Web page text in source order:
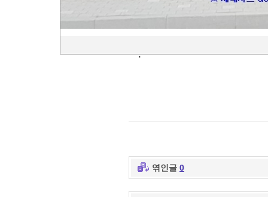
차길에서 보이나요
감사합니다.
.
엮인글 0